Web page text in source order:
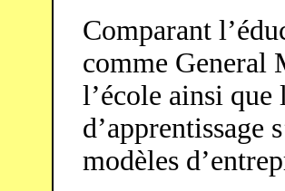
Comparant
comme General
l’école ainsi que
d’apprentissage
modèles